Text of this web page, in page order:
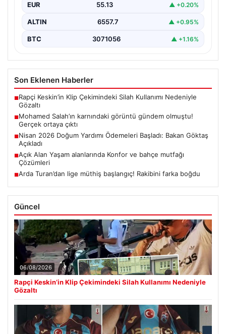
EUR 55.13 ▲ +0.20%
ALTIN 6557.7 ▲ +0.95%
BTC 3071056 ▲ +1.16%
Son Eklenen Haberler
■Rapçi Keskin’in Klip Çekimindeki Silah Kullanımı Nedeniyle
Gözaltı
■Mohamed Salah’ın karnındaki görüntü gündem olmuştu!
Gerçek ortaya çıktı
■Nisan 2026 Doğum Yardımı Ödemeleri Başladı: Bakan Göktaş
Açıkladı
■Açık Alan Yaşam alanlarında Konfor ve bahçe mutfağı
Çözümleri
■Arda Turan’dan lige müthiş başlangıç! Rakibini farka boğdu
Güncel
06/08/2026
Rapçi Keskin’in Klip Çekimindeki Silah Kullanımı Nedeniyle
Gözaltı